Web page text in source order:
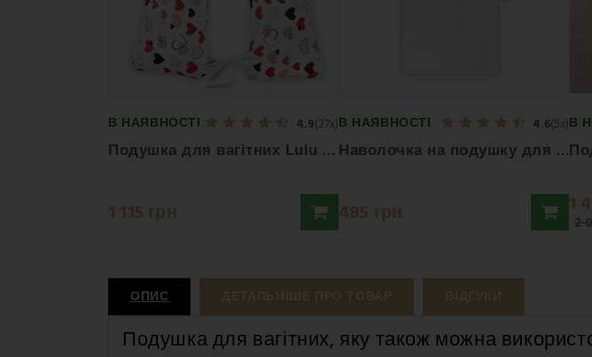
В НАЯВНОСТІ 4.9(27x)
П
одушка для вагітних Lulu сердечка EMI
1 115 грн
В НАЯВНОСТІ 4.6(5x)
Н
аволочка на подушку для вагітних Komfort...
485 грн
В
1
2
ОПИС ДЕТАЛЬНІШЕ ПРО ТОВАР ВІДГУКИ
Подушка для вагітних, яку також можна